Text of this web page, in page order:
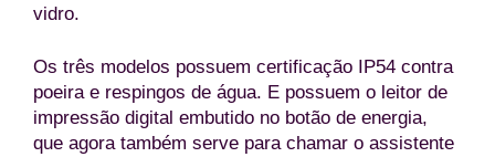
vidro.
Os três modelos possuem certificação IP54 contra
poeira e respingos de água. E possuem o leitor de
impressão digital embutido no botão de energia,
que agora também serve para chamar o assistente